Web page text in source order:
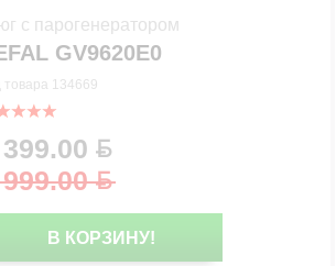
с парогенератором
GV9620E0
товара 134669
В КОРЗИНУ!